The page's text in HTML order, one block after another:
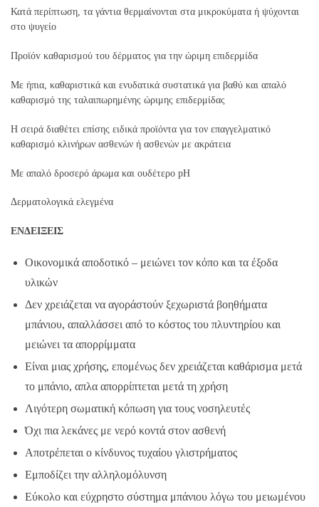
Κατά περίπτωση, τα γάντια θερμαίνονται στα μικροκύματα ή ψύχονται
στο ψυγείο
Προϊόv καθαρισμού του δέρματος για την ώριμη επιδερμίδα
Με ήπια, καθαριστικά και ενυδατικά συστατικά για βαθύ και απαλό
καθαρισμό της ταλαιπωρημένης ώριμης επιδερμίδας
H σειρά διαθέτει επίσης ειδικά προϊόντα για τον επαγγελματικό
καθαρισμό κλινήρων ασθενών ή ασθενών με ακράτεια
Με απαλό δροσερό άρωμα και ουδέτερο pH
Δερματολογικά ελεγμένα
ΕΝΔΕΙΞΕΙΣ
Οικονομικά αποδοτικό – μειώνει τον κόπο και τα έξοδα
υλικών
Δεν χρειάζεται να αγοράστούν ξεχωριστά βοηθήματα
μπάνιου, απαλλάσσει από το κόστος του πλυντηρίου και
μειώνει τα απορρίμματα
Είναι μιας χρήσης, επομένως δεν χρειάζεται καθάρισμα μετά
το μπάνιο, απλα απορρίπτεται μετά τη χρήση
Λιγότερη σωματική κόπωση για τους νοσηλευτές
Όχι πια λεκάνες με νερό κοντά στον ασθενή
Αποτρέπεται ο κίνδυνος τυχαίου γλιστρήματος
Εμποδίζει την αλληλομόλυνση
Εύκολο και εύχρηστο σύστημα μπάνιου λόγω του μειωμένου